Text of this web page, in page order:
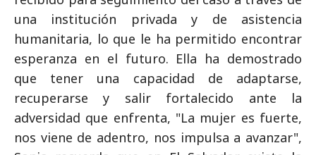
una institución privada y de asistencia
humanitaria, lo que le ha permitido encontrar
esperanza en el futuro. Ella ha demostrado
que tener una capacidad de adaptarse,
recuperarse y salir fortalecido ante la
adversidad que enfrenta, "La mujer es fuerte,
nos viene de adentro, nos impulsa a avanzar",